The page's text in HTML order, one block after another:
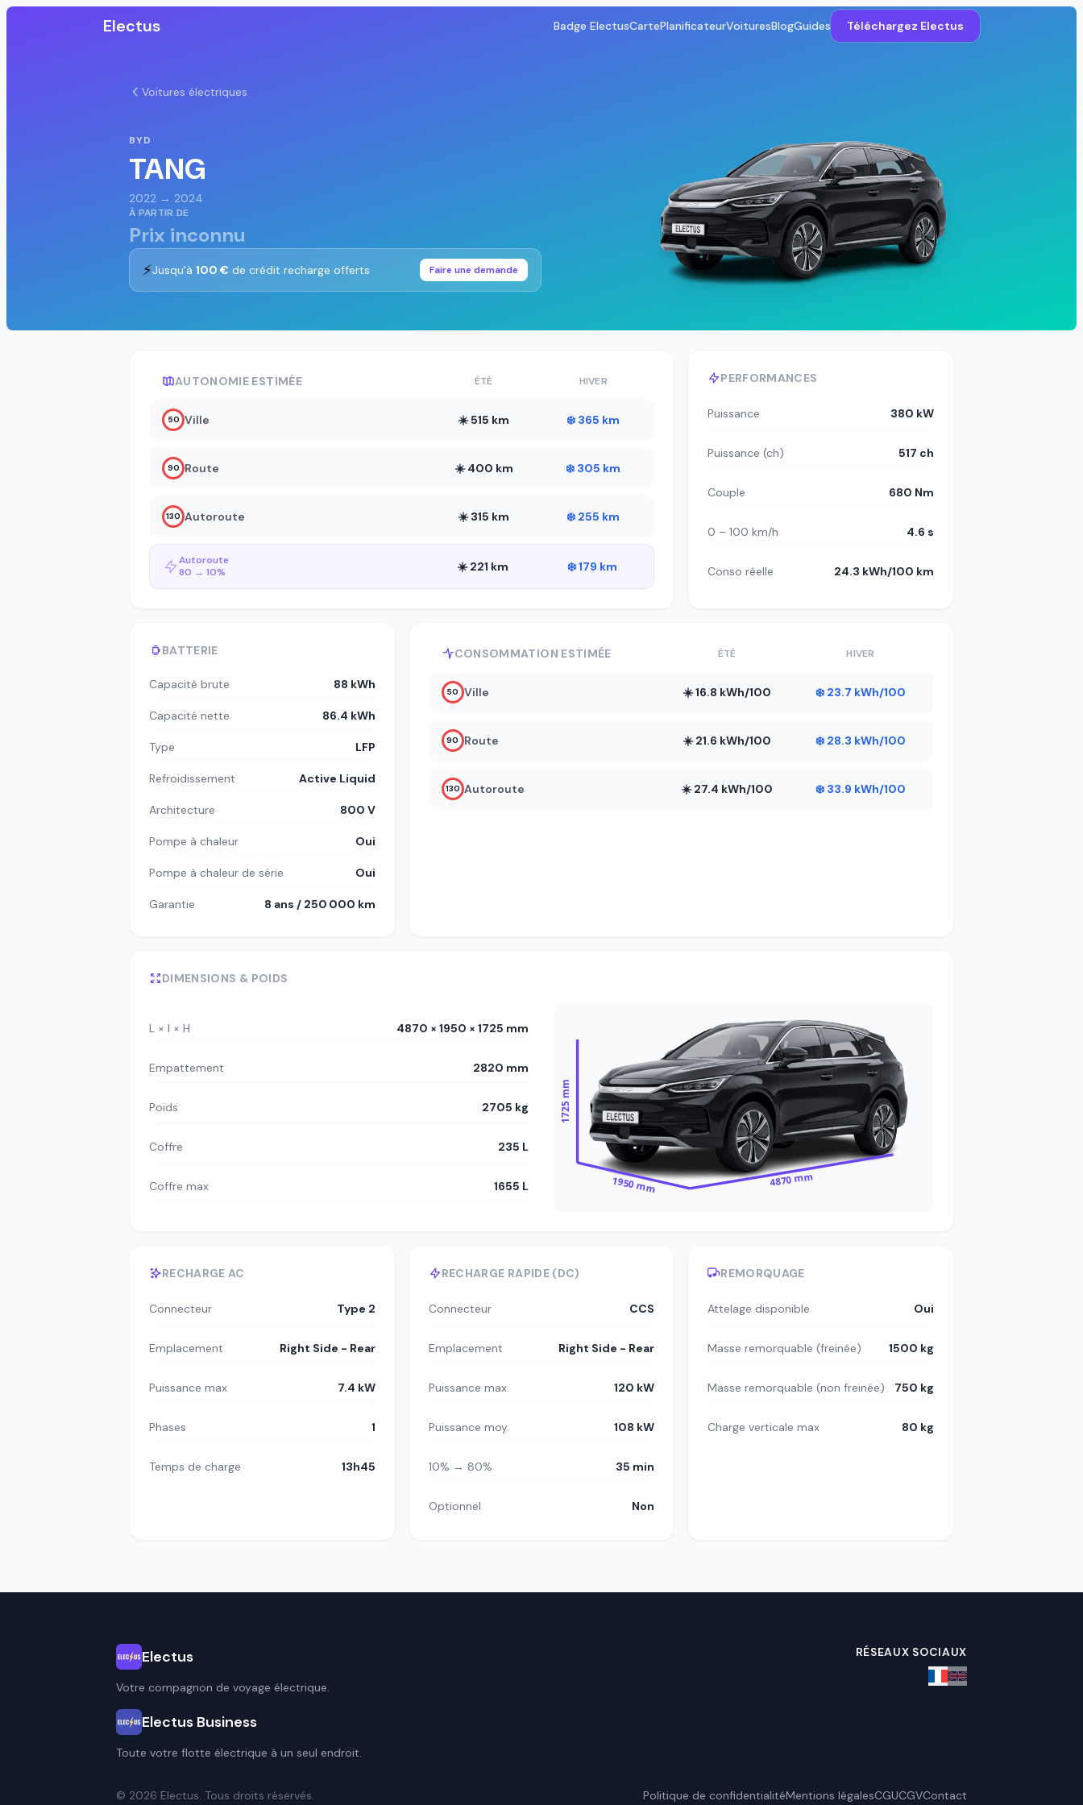
Electus Badge ElectusCartePlanificateurVoituresBlogGuides Téléchargez Electus
Voitures électriques
BYD
TANG
2022 → 2024
À PARTIR DE
Prix inconnu
⚡Jusqu'à 100 € de crédit recharge offerts Faire une demande
AUTONOMIE ESTIMÉE ÉTÉ HIVER
50 Ville ☀️ 515 km ❄️ 365 km
90 Route ☀️ 400 km ❄️ 305 km
130 Autoroute ☀️ 315 km ❄️ 255 km
Autoroute
80 → 10%
☀️ 221 km ❄️ 179 km
PERFORMANCES
Puissance 380 kW
Puissance (ch) 517 ch
Couple 680 Nm
0 – 100 km/h 4.6 s
Conso réelle 24.3 kWh/100 km
BATTERIE
Capacité brute 88 kWh
Capacité nette 86.4 kWh
Type LFP
Refroidissement Active Liquid
Architecture 800 V
Pompe à chaleur Oui
Pompe à chaleur de série Oui
Garantie 8 ans / 250 000 km
CONSOMMATION ESTIMÉE ÉTÉ HIVER
50 Ville ☀️ 16.8 kWh/100 ❄️ 23.7 kWh/100
90 Route ☀️ 21.6 kWh/100 ❄️ 28.3 kWh/100
130 Autoroute ☀️ 27.4 kWh/100 ❄️ 33.9 kWh/100
DIMENSIONS & POIDS
L × l × H 4870 × 1950 × 1725 mm
Empattement 2820 mm
Poids 2705 kg
Coffre 235 L
Coffre max 1655 L
1725 mm
1950 mm 4870 mm
RECHARGE AC
Connecteur Type 2
Emplacement Right Side - Rear
Puissance max 7.4 kW
Phases 1
Temps de charge 13h45
RECHARGE RAPIDE (DC)
Connecteur CCS
Emplacement Right Side - Rear
Puissance max 120 kW
Puissance moy. 108 kW
10% → 80% 35 min
Optionnel Non
REMORQUAGE
Attelage disponible Oui
Masse remorquable (freinée) 1500 kg
Masse remorquable (non freinée) 750 kg
Charge verticale max 80 kg
Electus
Votre compagnon de voyage électrique.
Electus Business
Toute votre flotte électrique à un seul endroit.
RÉSEAUX SOCIAUX
© 2026 Electus. Tous droits réservés. Politique de confidentialitéMentions légalesCGUCGVContact